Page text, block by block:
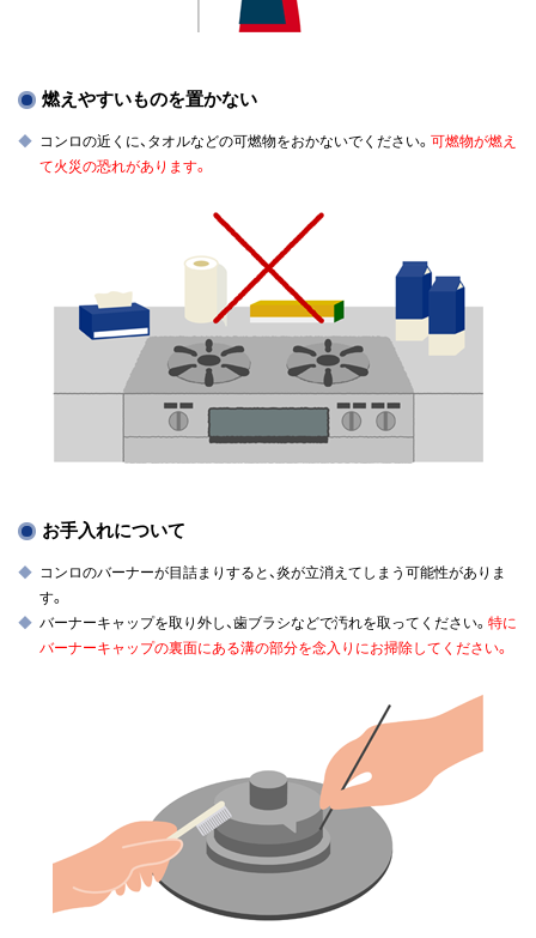
燃えやすいものを置かない
コンロの近くに、タオルなどの可燃物をおかないでください。 可燃物が燃え
て火災の恐れがあります。
お手入れについて
コンロのバーナーが目詰まりすると、炎が立消えてしまう可能性がありま
す。
バーナーキャップを取り外し、歯ブラシなどで汚れを取ってください。 特に
バーナーキャップの裏面にある溝の部分を念入りにお掃除してください。